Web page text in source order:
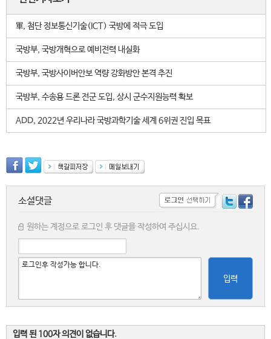
軍, 첨단 정보통신기술(ICT) 국방에 적극 도입
국방부, 국방개혁으로 예비전력 내실화
국방부, 국방사이버안보 역량 강화방안 본격 추진
국방부, 수송용 드론 전군 도입, 상시 군수지원능력 확보
ADD, 2022년 우리나라 국방과학기술 세계 6위권 진입 목표
소셜댓글
원하는 계정으로 로그인 후 댓글을 작성하여 주십시요.
입력
입력 된 100자 의견이 없습니다.